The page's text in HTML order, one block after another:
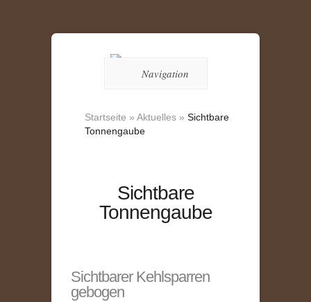
Navigation
Startseite » Aktuelles » Sichtbare
Tonnengaube
Sichtbare
Tonnengaube
Sichtbarer Kehlsparren
gebogen